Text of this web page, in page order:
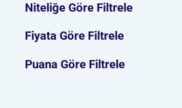
Niteliğe Göre Filtrele
Fiyata Göre Filtrele
Puana Göre Filtrele